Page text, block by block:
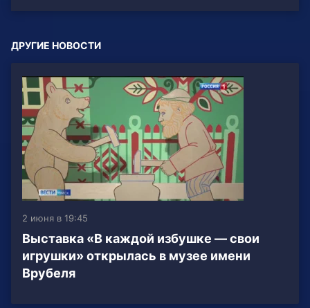
ДРУГИЕ НОВОСТИ
2 июня в 19:45
Выставка «В каждой избушке — свои
игрушки» открылась в музее имени
Врубеля